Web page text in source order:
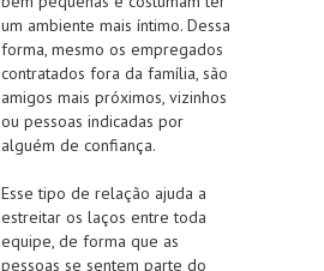
um ambiente mais íntimo. Dessa
forma, mesmo os empregados
contratados fora da família, são
amigos mais próximos, vizinhos
ou pessoas indicadas por
alguém de confiança.
Esse tipo de relação ajuda a
estreitar os laços entre toda
equipe, de forma que as
pessoas se sentem parte do